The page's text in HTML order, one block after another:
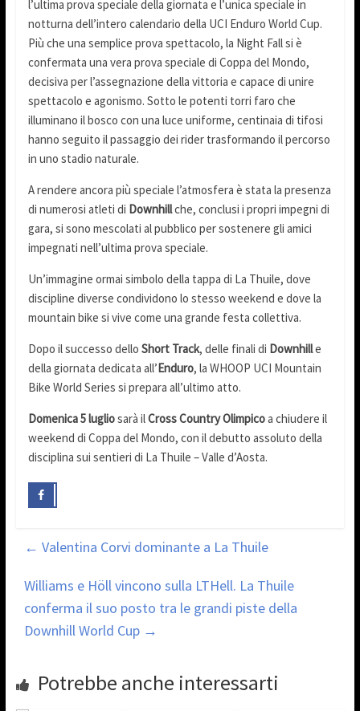
l’ultima prova speciale della giornata e l’unica speciale in
notturna dell’intero calendario della UCI Enduro World Cup.
Più che una semplice prova spettacolo, la Night Fall si è
confermata una vera prova speciale di Coppa del Mondo,
decisiva per l’assegnazione della vittoria e capace di unire
spettacolo e agonismo. Sotto le potenti torri faro che
illuminano il bosco con una luce uniforme, centinaia di tifosi
hanno seguito il passaggio dei rider trasformando il percorso
in uno stadio naturale.
A rendere ancora più speciale l’atmosfera è stata la presenza
di numerosi atleti di Downhillche, conclusi i propri impegni di
gara, si sono mescolati al pubblico per sostenere gli amici
impegnati nell’ultima prova speciale.
Un’immagine ormai simbolo della tappa di La Thuile, dove
discipline diverse condividono lo stesso weekend e dove la
mountain bike si vive come una grande festa collettiva.
Dopo il successo dello Short Track, delle finali di Downhille
della giornata dedicata all’Enduro, la WHOOP UCI Mountain
Bike World Series si prepara all’ultimo atto.
Domenica 5 lugliosarà ilCross Country Olimpicoa chiudere il
weekend di Coppa del Mondo, con il debutto assoluto della
disciplina sui sentieri di La Thuile – Valle d’Aosta.
← Valentina Corvi dominante a La Thuile
Williams e Höll vincono sulla LTHell. La Thuile
conferma il suo posto tra le grandi piste della
Downhill World Cup →
Potrebbe anche interessarti